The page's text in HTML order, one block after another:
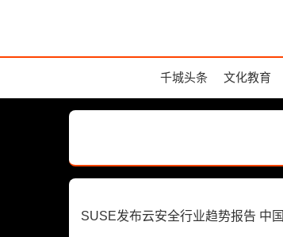
千城头条 文化教育
SUSE发布云安全行业趋势报告 中